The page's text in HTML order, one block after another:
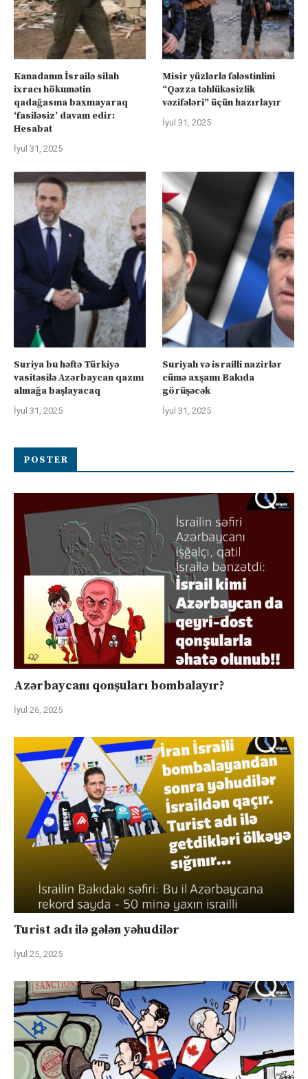
Kanadanın İsrailə silah
ixracı hökumətin
qadağasına baxmayaraq
‘fasiləsiz’ davam edir:
Hesabat
İyul 31, 2025
Misir yüzlərlə fələstinlini
“Qəzza təhlükəsizlik
vəzifələri” üçün hazırlayır
İyul 31, 2025
Suriya bu həftə Türkiyə
vasitəsilə Azərbaycan qazını
almağa başlayacaq
İyul 31, 2025
Suriyalı və israilli nazirlər
cümə axşamı Bakıda
görüşəcək
İyul 31, 2025
POSTER
Azərbaycanı qonşuları bombalayır?
İyul 26, 2025
Turist adı ilə gələn yəhudilər
İyul 25, 2025